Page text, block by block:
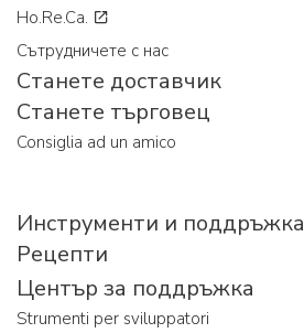
Ho.Re.Ca.
Сътрудничете с нас
Станете доставчик
Станете търговец
Consiglia ad un amico
Инструменти и поддръжка
Рецепти
Център за поддръжка
Strumenti per sviluppatori